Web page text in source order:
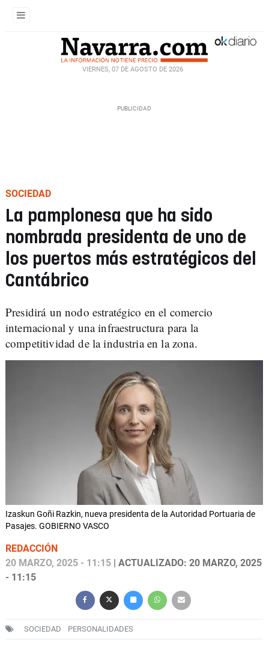
VIERNES, 07 DE AGOSTO DE 2026
SOCIEDAD
La pamplonesa que ha sido
nombrada presidenta de uno de
los puertos más estratégicos del
Cantábrico
Presidirá un nodo estratégico en el comercio
internacional y una infraestructura para la
competitividad de la industria en la zona.
Izaskun Goñi Razkin, nueva presidenta de la Autoridad Portuaria de
Pasajes. GOBIERNO VASCO
REDACCIÓN
20 MARZO, 2025 - 11:15 | ACTUALIZADO: 20 MARZO, 2025
- 11:15
SOCIEDAD PERSONALIDADES